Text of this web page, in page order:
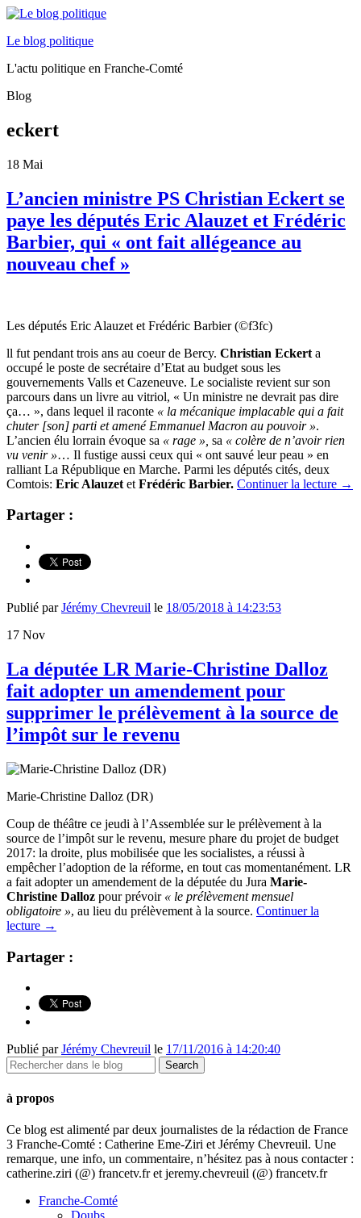
Le blog politique
L'actu politique en Franche-Comté
Blog
eckert
18 Mai
L’ancien ministre PS Christian Eckert se
paye les députés Eric Alauzet et Frédéric
Barbier, qui « ont fait allégeance au
nouveau chef »
Les députés Eric Alauzet et Frédéric Barbier (©f3fc)
ll fut pendant trois ans au coeur de Bercy. Christian Eckert a
occupé le poste de secrétaire d’Etat au budget sous les
gouvernements Valls et Cazeneuve. Le socialiste revient sur son
parcours dans un livre au vitriol, « Un ministre ne devrait pas dire
ça… », dans lequel il raconte « la mécanique implacable qui a fait
chuter [son] parti et amené Emmanuel Macron au pouvoir ».
L’ancien élu lorrain évoque sa « rage », sa « colère de n’avoir rien
vu venir »… Il fustige aussi ceux qui « ont sauvé leur peau » en
ralliant La République en Marche. Parmi les députés cités, deux
Comtois: Eric Alauzet et Frédéric Barbier. Continuer la lecture →
Partager :
Publié parJérémy Chevreuil le 18/05/2018 à 14:23:53
17 Nov
La députée LR Marie-Christine Dalloz
fait adopter un amendement pour
supprimer le prélèvement à la source de
l’impôt sur le revenu
Marie-Christine Dalloz (DR)
Coup de théâtre ce jeudi à l’Assemblée sur le prélèvement à la
source de l’impôt sur le revenu, mesure phare du projet de budget
2017: la droite, plus mobilisée que les socialistes, a réussi à
empêcher l’adoption de la réforme, en tout cas momentanément. LR
a fait adopter un amendement de la députée du Jura Marie-
Christine Dalloz pour prévoir « le prélèvement mensuel
obligatoire », au lieu du prélèvement à la source. Continuer la
lecture →
Partager :
Publié parJérémy Chevreuil le 17/11/2016 à 14:20:40
à propos
Ce blog est alimenté par deux journalistes de la rédaction de France
3 Franche-Comté : Catherine Eme-Ziri et Jérémy Chevreuil. Une
remarque, une info, un commentaire, n’hésitez pas à nous contacter :
catherine.ziri (@) francetv.fr et jeremy.chevreuil (@) francetv.fr
Franche-Comté
Doubs